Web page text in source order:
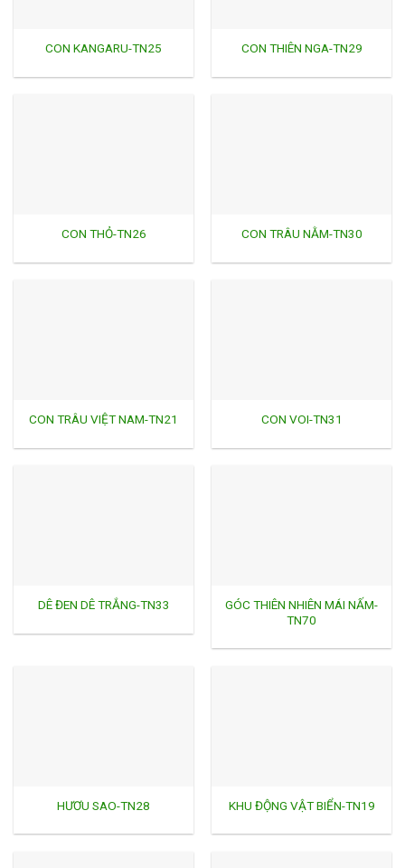
CON KANGARU-TN25 CON THIÊN NGA-TN29
CON THỎ-TN26 CON TRÂU NẰM-TN30
CON TRÂU VIỆT NAM-TN21 CON VOI-TN31
DÊ ĐEN DÊ TRẮNG-TN33
GÓC THIÊN NHIÊN MÁI NẤM-
TN70
HƯƠU SAO-TN28 KHU ĐỘNG VẬT BIỂN-TN19